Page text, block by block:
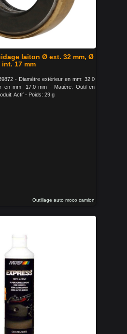
laiton Ø ext. 32 mm, Ø
int. 17 mm
- Diamètre extérieur en mm: 32.0
en mm: 17.0 mm - Matière: Outil en
Actif - Poids: 29 g
Outillage auto moco camion